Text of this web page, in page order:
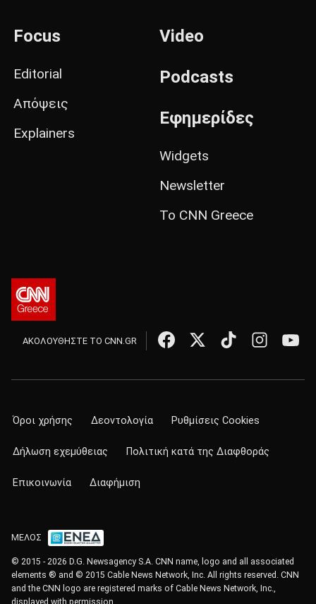
Focus
Editorial
Απόψεις
Explainers
Video
Podcasts
Εφημερίδες
Widgets
Newsletter
Το CNN Greece
ΑΚΟΛΟΥΘΗΣΤΕ ΤΟ CNN.GR
Όροι χρήσης Δεοντολογία Ρυθμίσεις Cookies
Δήλωση εχεμύθειας Πολιτική κατά της Διαφθοράς
Επικοινωνία Διαφήμιση
ΜΕΛΟΣ
© 2015 - 2026 D.G. Newsagency S.A. CNN name, logo and all associated
elements ® and © 2015 Cable News Network, Inc. All rights reserved. CNN
and the CNN logo are registered marks of Cable News Network, Inc.,
displayed with permission